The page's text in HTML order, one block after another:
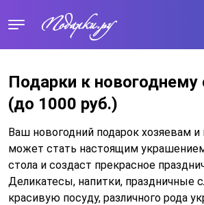
Подарки к новогоднему
(до 1000 руб.)
Ваш новогодний подарок хозяевам и
может стать настоящим
стола и создаст прекрасное
Деликатесы, напитки, праздничные
красивую посуду, различного рода